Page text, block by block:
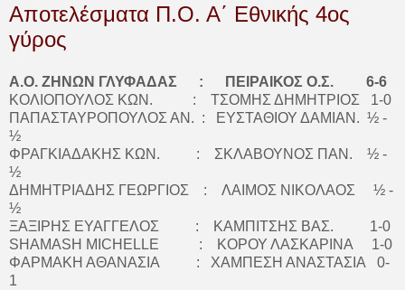
Αποτελέσματα Π.Ο. Α΄ Εθνικής 4ος
γύρος
Α.Ο. ΖΗΝΩΝ ΓΛΥΦΑΔΑΣ : ΠΕΙΡΑΙΚΟΣ Ο.Σ. 6-6
ΚΟΛΙΟΠΟΥΛΟΣ ΚΩΝ. : ΤΣΟΜΗΣ ΔΗΜΗΤΡΙΟΣ 1-0
ΠΑΠΑΣΤΑΥΡΟΠΟΥΛΟΣ ΑΝ. : ΕΥΣΤΑΘΙΟΥ ΔΑΜΙΑΝ. ½ -
½
ΦΡΑΓΚΙΑΔΑΚΗΣ ΚΩΝ. : ΣΚΛΑΒΟΥΝΟΣ ΠΑΝ. ½ -
½
ΔΗΜΗΤΡΙΑΔΗΣ ΓΕΩΡΓΙΟΣ : ΛΑΙΜΟΣ ΝΙΚΟΛΑΟΣ ½ -
½
ΞΑΞΙΡΗΣ ΕΥΑΓΓΕΛΟΣ : ΚΑΜΠΙΤΣΗΣ ΒΑΣ. 1-0
SHAMASH MICHELLE : ΚΟΡΟΥ ΛΑΣΚΑΡΙΝΑ 1-0
ΦΑΡΜΑΚΗ ΑΘΑΝΑΣΙΑ : ΧΑΜΠΕΣΗ ΑΝΑΣΤΑΣΙΑ 0-
1